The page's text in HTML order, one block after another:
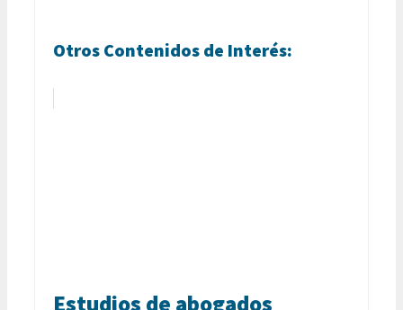
Otros Contenidos de Interés:
Estudios de abogados